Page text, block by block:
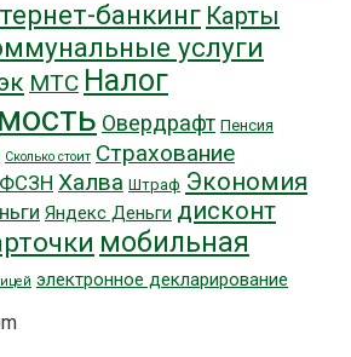
банкинг Карты
услуги
МТС Налог
Овердрафт Пенсия
Сколько стоит Страхование
ФСЗН Халва Штраф Экономия
Яндекс Деньги дисконт
мобильная
электронное декларирование